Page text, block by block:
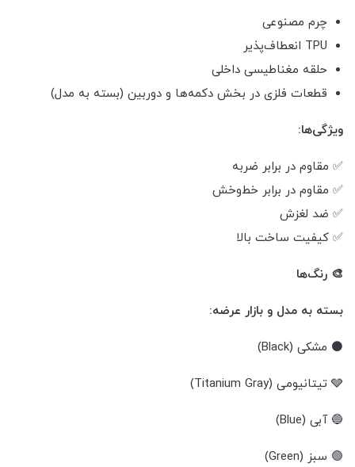
چرم مصنوعی
TPU انعطاف‌پذیر
حلقه مغناطیسی داخلی
قطعات فلزی در بخش دکمه‌ها و دوربین (بسته به مدل)
ویژگی‌ها:
✅ مقاوم در برابر ضربه
✅ مقاوم در برابر خط‌وخش
✅ ضد لغزش
✅ کیفیت ساخت بالا
🎨 رنگ‌ها
بسته به مدل و بازار عرضه:
⚫ مشکی (Black)
🩶 تیتانیومی (Titanium Gray)
🔵 آبی (Blue)
🟢 سبز (Green)